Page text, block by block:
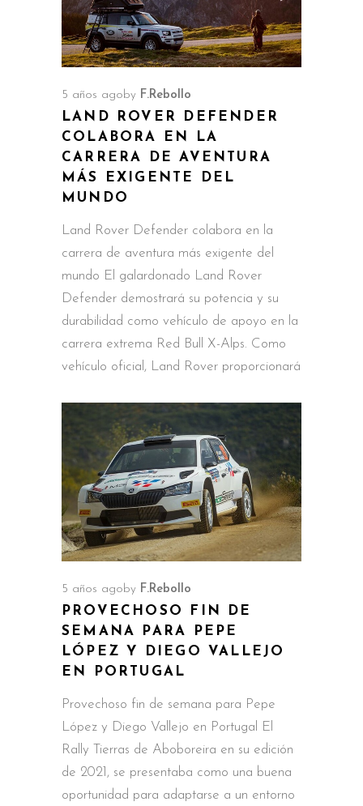
5 años agoby F.Rebollo
LAND ROVER DEFENDER
COLABORA EN LA
CARRERA DE AVENTURA
MÁS EXIGENTE DEL
MUNDO
Land Rover Defender colabora en la
carrera de aventura más exigente del
mundo El galardonado Land Rover
Defender demostrará su potencia y su
durabilidad como vehículo de apoyo en la
carrera extrema Red Bull X-Alps. Como
vehículo oficial, Land Rover proporcionará
5 años ago by F.Rebollo
PROVECHOSO FIN DE
SEMANA PARA PEPE
LÓPEZ Y DIEGO VALLEJO
EN PORTUGAL
Provechoso fin de semana para Pepe
López y Diego Vallejo en Portugal El
Rally Tierras de Aboboreira en su edición
de 2021, se presentaba como una buena
oportunidad para adaptarse a un entorno